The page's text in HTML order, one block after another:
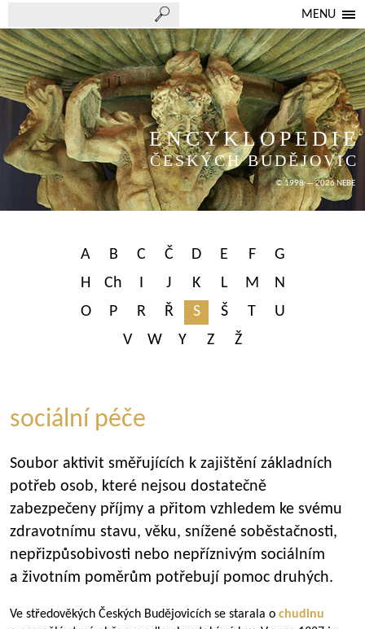
MENU
ENCYKLOPEDIE
ČESKÝCH BUDĚJOVIC
© 1998 — 2026 NEBE
A B C Č D E F
G
H
Ch I J K L M
N
O
P R Ř S Š T
U
V
W Y Z Ž
sociální péče
Soubor aktivit směřujících k zajištění základních
potřeb osob, které nejsou dostatečně
zabezpečeny příjmy a přitom vzhledem ke svému
zdravotnímu stavu, věku, snížené soběstačnosti,
nepřizpůsobivosti nebo nepříznivým sociálním
a životním poměrům potřebují pomoc druhých.
Ve středověkých Českých Budějovicích se starala o chudinu